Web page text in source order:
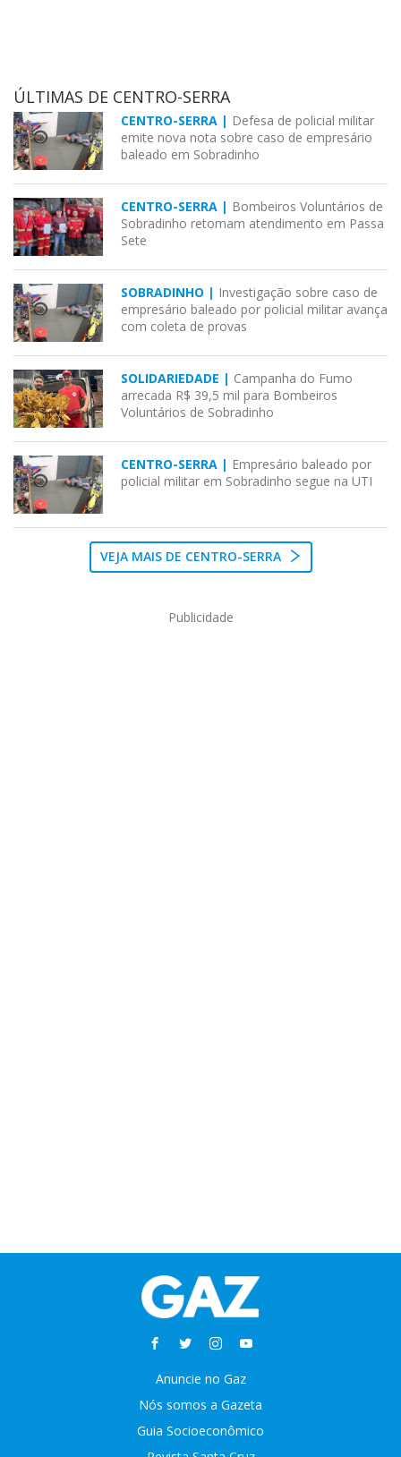
ÚLTIMAS DE CENTRO-SERRA
CENTRO-SERRA | Defesa de policial militar
emite nova nota sobre caso de empresário
baleado em Sobradinho
CENTRO-SERRA | Bombeiros Voluntários de
Sobradinho retomam atendimento em Passa
Sete
SOBRADINHO | Investigação sobre caso de
empresário baleado por policial militar avança
com coleta de provas
SOLIDARIEDADE | Campanha do Fumo
arrecada R$ 39,5 mil para Bombeiros
Voluntários de Sobradinho
CENTRO-SERRA | Empresário baleado por
policial militar em Sobradinho segue na UTI
VEJA MAIS DE CENTRO-SERRA
Publicidade
Anuncie no Gaz
Nós somos a Gazeta
Guia Socioeconômico